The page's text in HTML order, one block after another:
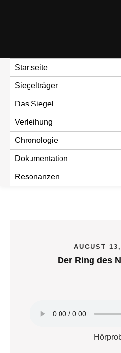
Startseite
Siegelträger
Das Siegel
Verleihung
Chronologie
Dokumentation
Resonanzen
AUGUST
Der Ring des